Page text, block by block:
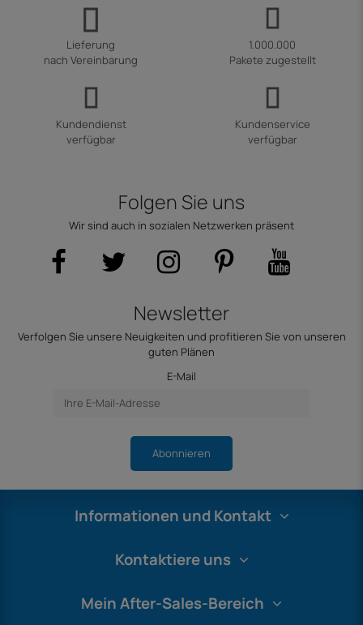
Lieferung
nach Vereinbarung
1.000.000
Pakete zugestellt
Kundendienst
verfügbar
Kundenservice
verfügbar
Folgen Sie uns
Wir sind auch in sozialen Netzwerken präsent
Newsletter
Verfolgen Sie unsere Neuigkeiten und profitieren Sie von unseren
guten Plänen
E-Mail
Abonnieren
Informationen und Kontakt
Kontaktiere uns
Mein After-Sales-Bereich